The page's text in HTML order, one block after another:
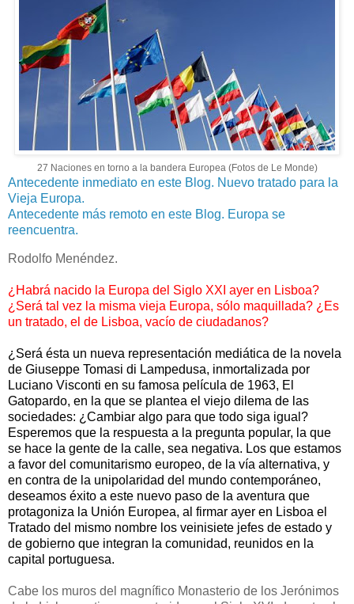
27 Naciones en torno a la bandera Europea (Fotos de Le Monde)
Antecedente inmediato en este Blog. Nuevo tratado para la
Vieja Europa.
Antecedente más remoto en este Blog. Europa se
reencuentra.
Rodolfo Menéndez.
¿Habrá nacido la Europa del Siglo XXI ayer en Lisboa?
¿Será tal vez la misma vieja Europa, sólo maquillada? ¿Es
un tratado, el de Lisboa, vacío de ciudadanos?
¿Será ésta un nueva representación mediática de la novela
de Giuseppe Tomasi di Lampedusa, inmortalizada por
Luciano Visconti en su famosa película de 1963, El
Gatopardo, en la que se plantea el viejo dilema de las
sociedades: ¿Cambiar algo para que todo siga igual?
Esperemos que la respuesta a la pregunta popular, la que
se hace la gente de la calle, sea negativa. Los que estamos
a favor del comunitarismo europeo, de la vía alternativa, y
en contra de la unipolaridad del mundo contemporáneo,
deseamos éxito a este nuevo paso de la aventura que
protagoniza la Unión Europea, al firmar ayer en Lisboa el
Tratado del mismo nombre los veinisiete jefes de estado y
de gobierno que integran la comunidad, reunidos en la
capital portuguesa.
Cabe los muros del magnífico Monasterio de los Jerónimos